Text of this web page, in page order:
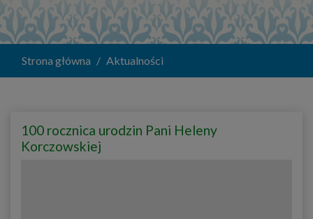
Strona główna Aktualności
100 rocznica urodzin Pani Heleny
Korczowskiej